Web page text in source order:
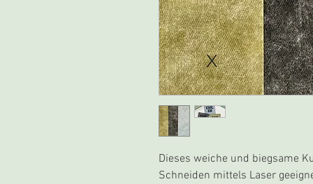
Dieses weiche und biegsame
Schneiden mittels Laser